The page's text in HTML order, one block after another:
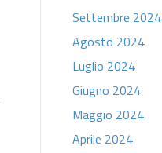
Settembre 2024
Agosto 2024
Luglio 2024
Giugno 2024
Maggio 2024
Aprile 2024